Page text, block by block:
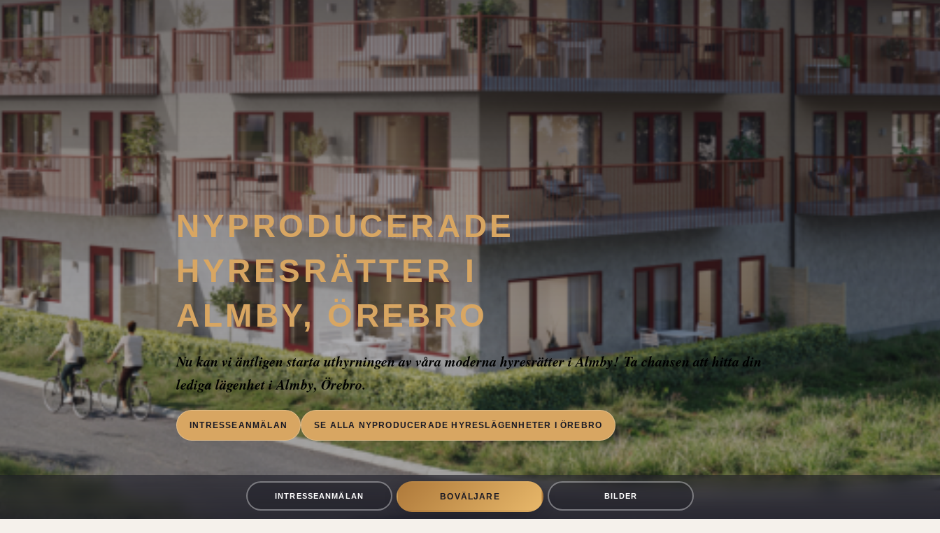
NYPRODUCERADE
HYRESRÄTTER I
ALMBY, ÖREBRO
Nu kan vi äntligen starta uthyrningen av våra moderna hyresrätter i Almby! Ta chansen att hitta din
lediga lägenhet i Almby, Örebro.
INTRESSEANMÄLAN SE ALLA NYPRODUCERADE HYRESLÄGENHETER I ÖREBRO
INTRESSEANMÄLAN BOVÄLJARE BILDER